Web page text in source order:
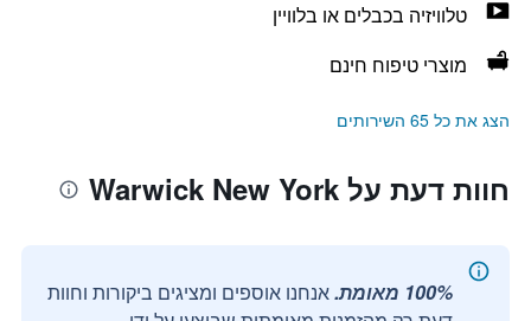
טלוויזיה בכבלים או בלוויין
מוצרי טיפוח חינם
הצג את כל 65 השירותים
חוות דעת על Warwick New York
100% מאומת.
אנחנו אוספים ומציגים ביקורות וחוות